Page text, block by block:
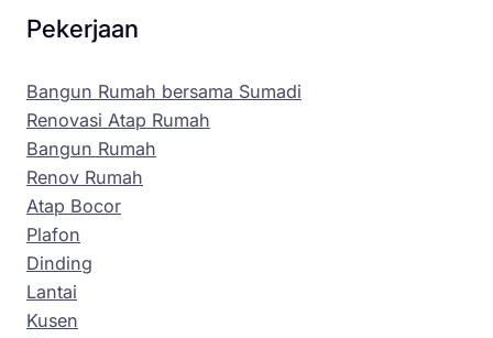
Pekerjaan
Bangun Rumah bersama Sumadi
Renovasi Atap Rumah
Bangun Rumah
Renov Rumah
Atap Bocor
Plafon
Dinding
Lantai
Kusen